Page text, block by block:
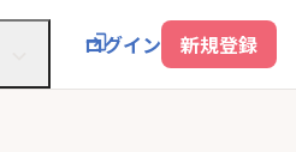
ログイン 新規登録